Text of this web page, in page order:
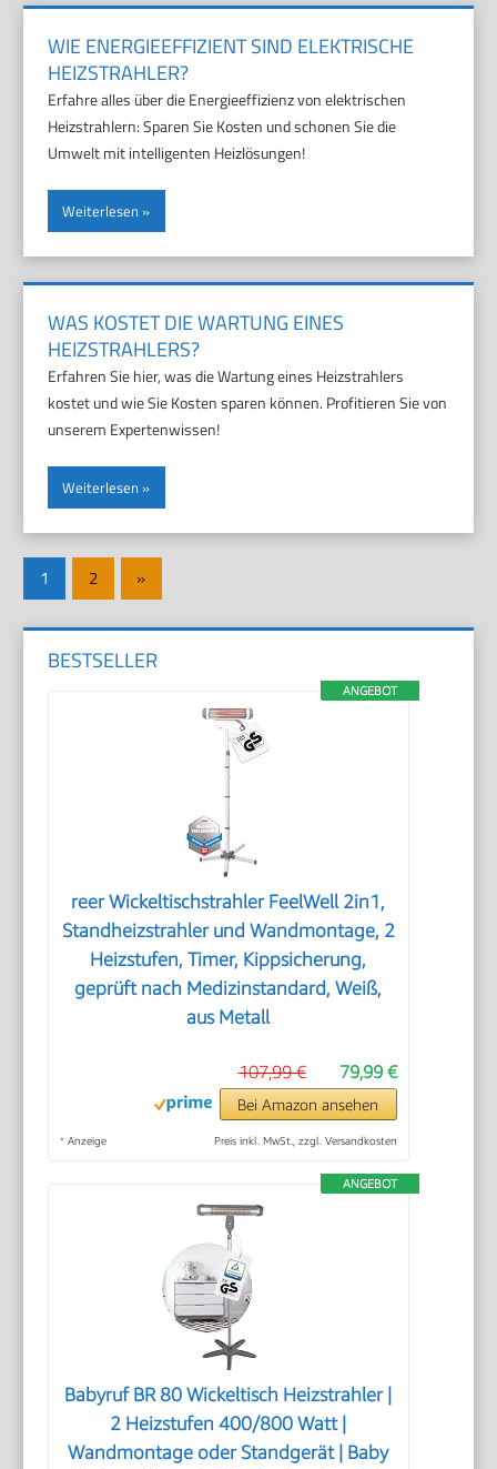
WIE ENERGIEEFFIZIENT SIND ELEKTRISCHE
HEIZSTRAHLER?
Erfahre alles über die Energieeffizienz von elektrischen
Heizstrahlern: Sparen Sie Kosten und schonen Sie die
Umwelt mit intelligenten Heizlösungen!
Weiterlesen
WAS KOSTET DIE WARTUNG EINES
HEIZSTRAHLERS?
Erfahren Sie hier, was die Wartung eines Heizstrahlers
kostet und wie Sie Kosten sparen können. Profitieren Sie von
unserem Expertenwissen!
Weiterlesen
Seitennummerierung
der
Beiträge
1 2
Nächste
Beiträge
»
BESTSELLER
ANGEBOT
reer Wickeltischstrahler FeelWell 2in1,
Standheizstrahler und Wandmontage, 2
Heizstufen, Timer, Kippsicherung,
geprüft nach Medizinstandard, Weiß,
aus Metall
79,99 €
107,99 €
Bei Amazon ansehen
* Anzeige Preis inkl. MwSt., zzgl. Versandkosten
ANGEBOT
Babyruf BR 80 Wickeltisch Heizstrahler |
2 Heizstufen 400/800 Watt |
Wandmontage oder Standgerät | Baby